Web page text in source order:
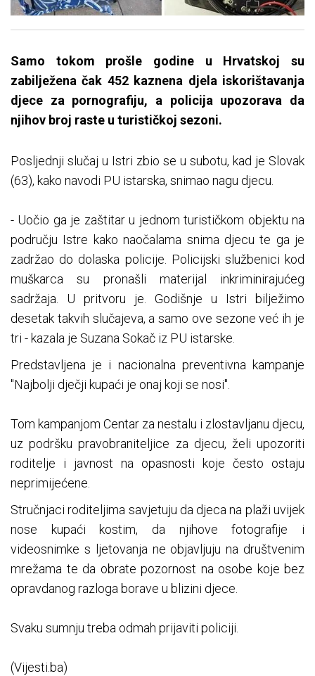
Samo tokom prošle godine u Hrvatskoj su
zabilježena čak 452 kaznena djela iskorištavanja
djece za pornografiju, a policija upozorava da
njihov broj raste u turističkoj sezoni.
Posljednji slučaj u Istri zbio se u subotu, kad je Slovak
(63), kako navodi PU istarska, snimao nagu djecu.
- Uočio ga je zaštitar u jednom turističkom objektu na
području Istre kako naočalama snima djecu te ga je
zadržao do dolaska policije. Policijski službenici kod
muškarca su pronašli materijal inkriminirajućeg
sadržaja. U pritvoru je. Godišnje u Istri bilježimo
desetak takvih slučajeva, a samo ove sezone već ih je
tri - kazala je Suzana Sokač iz PU istarske.
Predstavljena je i nacionalna preventivna kampanje
"Najbolji dječji kupaći je onaj koji se nosi".
Tom kampanjom Centar za nestalu i zlostavljanu djecu,
uz podršku pravobraniteljice za djecu, želi upozoriti
roditelje i javnost na opasnosti koje često ostaju
neprimijećene.
Stručnjaci roditeljima savjetuju da djeca na plaži uvijek
nose kupaći kostim, da njihove fotografije i
videosnimke s ljetovanja ne objavljuju na društvenim
mrežama te da obrate pozornost na osobe koje bez
opravdanog razloga borave u blizini djece.
Svaku sumnju treba odmah prijaviti policiji.
(Vijesti.ba)